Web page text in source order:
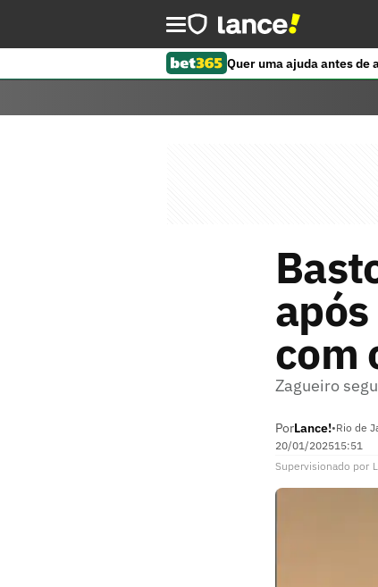
Quer uma ajuda antes de
com
Zagueiro
PorLance!•Rio de
20/01/202515:51
Supervisionado por